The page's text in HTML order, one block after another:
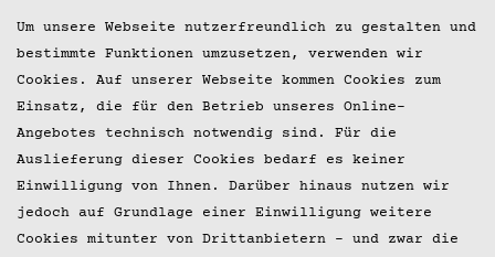
Kontakt
Impressum
Datenschutz
Presse
© 2026 Hobenköök GmbH
Um unsere Webseite nutzerfreundlich zu gestalten und
bestimmte Funktionen umzusetzen, verwenden wir
Cookies. Auf unserer Webseite kommen Cookies zum
Einsatz, die für den Betrieb unseres Online-
Angebotes technisch notwendig sind. Für die
Auslieferung dieser Cookies bedarf es keiner
Einwilligung von Ihnen. Darüber hinaus nutzen wir
jedoch auf Grundlage einer Einwilligung weitere
Cookies mitunter von Drittanbietern – und zwar die